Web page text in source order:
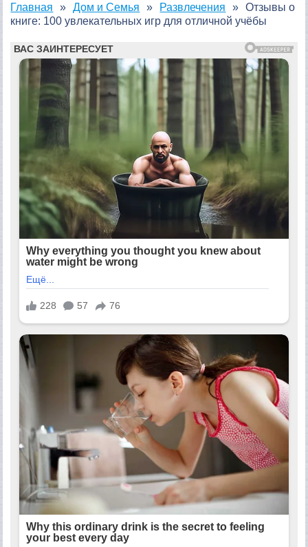
Главная Дом и Семья Развлечения
Отзывы о
книге: 100 увлекательных игр для отличной учёбы